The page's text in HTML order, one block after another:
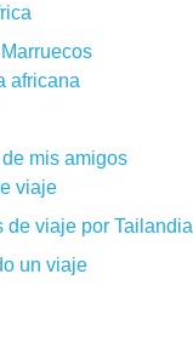
africana
mis amigos
viaje
de viaje por Tailandia
un viaje